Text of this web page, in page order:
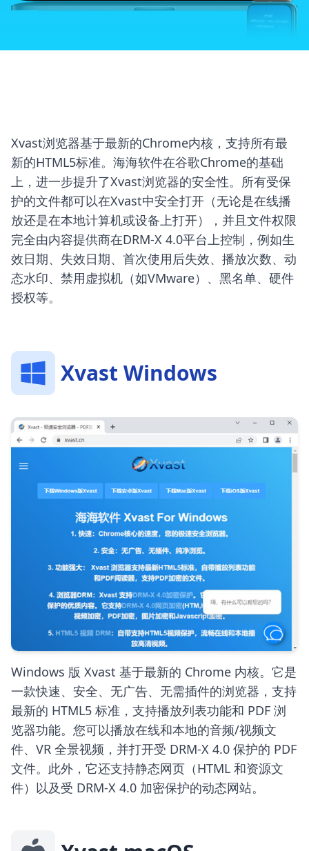
DRM-X 4.0 加密 SDK
DRM-X 4.0自动批量加密工具（开源）
Xvast浏览器基于最新的Chrome内核，支持所有最
新的HTML5标准。海海软件在谷歌Chrome的基础
上，进一步提升了Xvast浏览器的安全性。所有受保
护的文件都可以在Xvast中安全打开（无论是在线播
放还是在本地计算机或设备上打开），并且文件权限
完全由内容提供商在DRM-X 4.0平台上控制，例如生
效日期、失效日期、首次使用后失效、播放次数、动
态水印、禁用虚拟机（如VMware）、黑名单、硬件
授权等。
Xvast Windows
Windows 版 Xvast 基于最新的 Chrome 内核。它是
一款快速、安全、无广告、无需插件的浏览器，支持
最新的 HTML5 标准，支持播放列表功能和 PDF 浏
览器功能。您可以播放在线和本地的音频/视频文
件、VR 全景视频，并打开受 DRM-X 4.0 保护的 PDF
文件。此外，它还支持静态网页（HTML 和资源文
件）以及受 DRM-X 4.0 加密保护的动态网站。